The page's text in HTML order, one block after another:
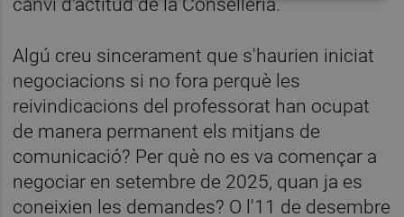
canvi d'actitud de la Conselleria.
Algú creu sincerament que s'haurien iniciat
negociacions si no fora perquè les
reivindicacions del professorat han ocupat
de manera permanent els mitjans de
comunicació? Per què no es va començar a
negociar en setembre de 2025, quan ja es
coneixien les demandes? O l'11 de desembre